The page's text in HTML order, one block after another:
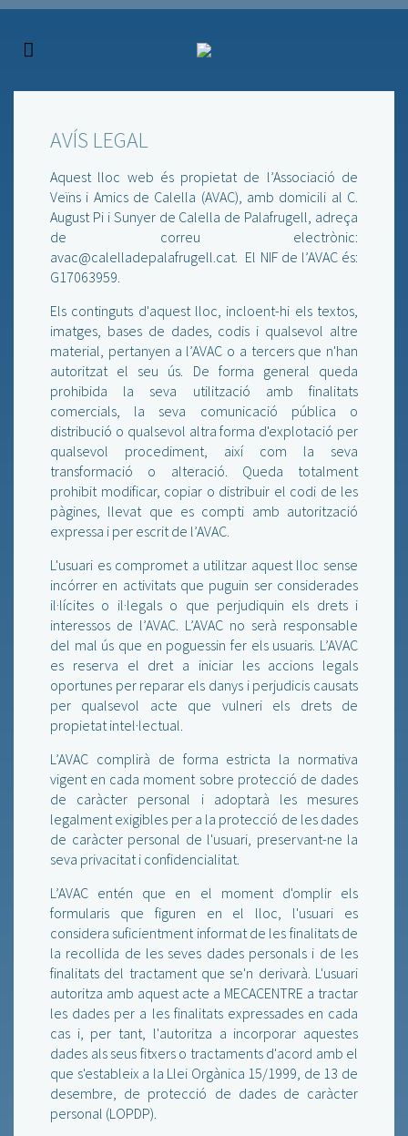
AVÍS LEGAL
Aquest lloc web és propietat de l’Associació de
Veïns i Amics de Calella (AVAC), amb domicili al C.
August Pi i Sunyer de Calella de Palafrugell, adreça
de correu electrònic:
avac@calelladepalafrugell.cat. El NIF de l’AVAC és:
G17063959.
Els continguts d'aquest lloc, incloent-hi els textos,
imatges, bases de dades, codis i qualsevol altre
material, pertanyen a l’AVAC o a tercers que n'han
autoritzat el seu ús. De forma general queda
prohibida la seva utilització amb finalitats
comercials, la seva comunicació pública o
distribució o qualsevol altra forma d'explotació per
qualsevol procediment, així com la seva
transformació o alteració. Queda totalment
prohibit modificar, copiar o distribuir el codi de les
pàgines, llevat que es compti amb autorització
expressa i per escrit de l’AVAC.
L'usuari es compromet a utilitzar aquest lloc sense
incórrer en activitats que puguin ser considerades
il·lícites o il·legals o que perjudiquin els drets i
interessos de l’AVAC. L’AVAC no serà responsable
del mal ús que en poguessin fer els usuaris. L’AVAC
es reserva el dret a iniciar les accions legals
oportunes per reparar els danys i perjudicis causats
per qualsevol acte que vulneri els drets de
propietat intel·lectual.
L’AVAC complirà de forma estricta la normativa
vigent en cada moment sobre protecció de dades
de caràcter personal i adoptarà les mesures
legalment exigibles per a la protecció de les dades
de caràcter personal de l'usuari, preservant-ne la
seva privacitat i confidencialitat.
L’AVAC entén que en el moment d'omplir els
formularis que figuren en el lloc, l'usuari es
considera suficientment informat de les finalitats de
la recollida de les seves dades personals i de les
finalitats del tractament que se'n derivarà. L'usuari
autoritza amb aquest acte a MECACENTRE a tractar
les dades per a les finalitats expressades en cada
cas i, per tant, l'autoritza a incorporar aquestes
dades als seus fitxers o tractaments d'acord amb el
que s'estableix a la Llei Orgànica 15/1999, de 13 de
desembre, de protecció de dades de caràcter
personal (LOPDP).